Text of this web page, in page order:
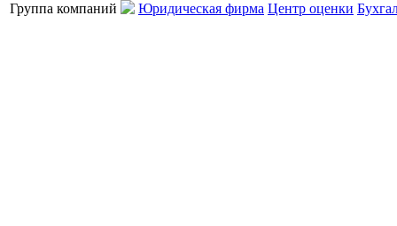
Группа компаний Юридическая фирма Центр оценки